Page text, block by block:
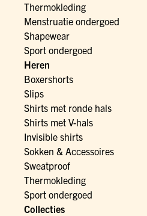
Thermokleding
Menstruatie ondergoed
Shapewear
Sport ondergoed
Heren
Boxershorts
Slips
Shirts met ronde hals
Shirts met V-hals
Invisible shirts
Sokken & Accessoires
Sweatproof
Thermokleding
Sport ondergoed
Collecties